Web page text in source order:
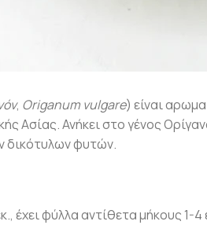
, Origanum vulgare) είναι
Ασίας. Ανήκει στο γένος
δικότυλων φυτών.
έχει φύλλα αντίθετα μήκους